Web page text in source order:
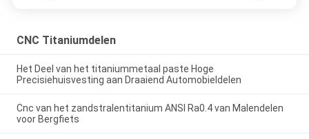
CNC Titaniumdelen
Het Deel van het titaniummetaal paste Hoge
Precisiehuisvesting aan Draaiend Automobieldelen
Cnc van het zandstralentitanium ANSI Ra0.4 van Malendelen
voor Bergfiets